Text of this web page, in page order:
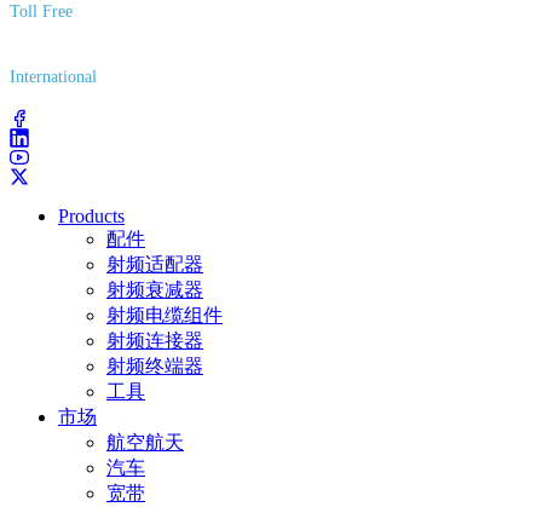
Toll Free
International
Products
配件
射频适配器
射频衰减器
射频电缆组件
射频连接器
射频终端器
工具
市场
航空航天
汽车
宽带